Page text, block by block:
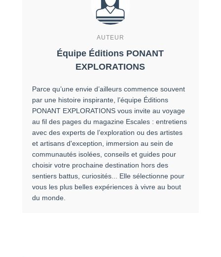
AUTEUR
Équipe Éditions PONANT
EXPLORATIONS
Parce qu’une envie d’ailleurs commence souvent
par une histoire inspirante, l’équipe Éditions
PONANT EXPLORATIONS vous invite au voyage
au fil des pages du magazine Escales : entretiens
avec des experts de l’exploration ou des artistes
et artisans d'exception, immersion au sein de
communautés isolées, conseils et guides pour
choisir votre prochaine destination hors des
sentiers battus, curiosités... Elle sélectionne pour
vous les plus belles expériences à vivre au bout
du monde.